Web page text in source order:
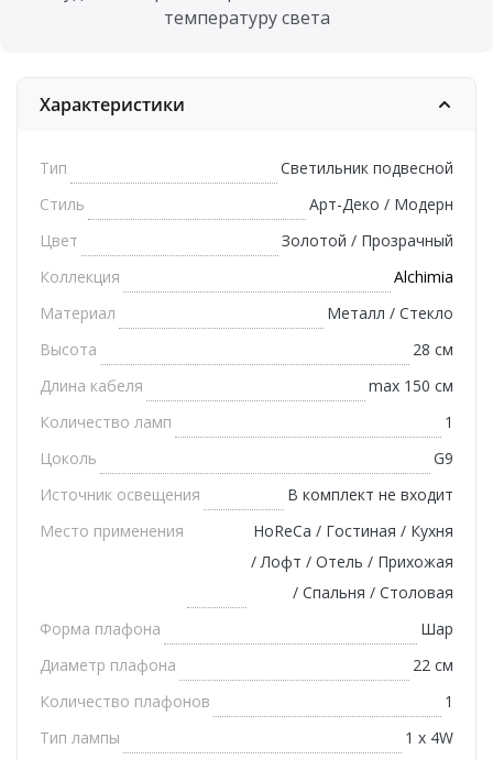
температуру света
Характеристики
Тип
Светильник подвесной
Стиль
Арт-Деко / Модерн
Цвет
Золотой / Прозрачный
Коллекция
Alchimia
Материал
Металл / Стекло
Высота
28 см
Длина кабеля
max 150 см
Количество ламп
1
Цоколь
G9
Источник освещения
В комплект не входит
Место применения
HoReCa / Гостиная / Кухня
/ Лофт / Отель / Прихожая
/ Спальня / Столовая
Форма плафона
Шар
Диаметр плафона
22 см
Количество плафонов
1
Тип лампы
1 х 4W